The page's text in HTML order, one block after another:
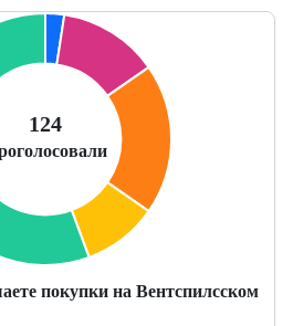
покупки на Вентспилсском